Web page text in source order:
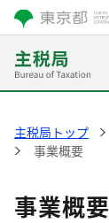
主税局トップ
事業概要
事業概要